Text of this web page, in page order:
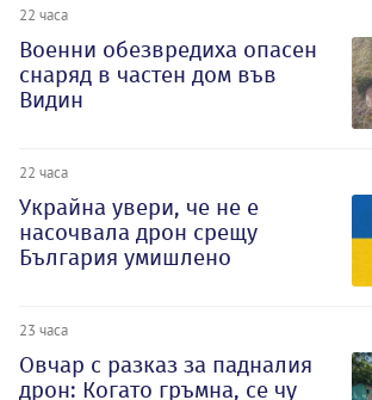
22 часа
Военни обезвредиха опасен
снаряд в частен дом във
Видин
22 часа
Украйна увери, че не е
насочвала дрон срещу
България умишлено
23 часа
Овчар с разказ за падналия
дрон: Когато гръмна, се чу